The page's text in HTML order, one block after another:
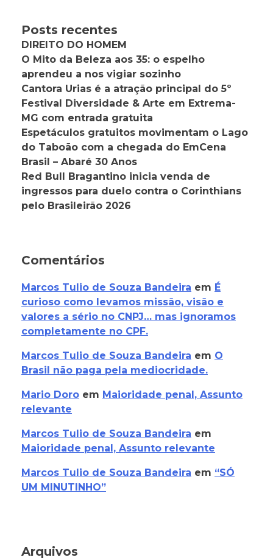
Posts recentes
DIREITO DO HOMEM
O Mito da Beleza aos 35: o espelho
aprendeu a nos vigiar sozinho
Cantora Urias é a atração principal do 5º
Festival Diversidade & Arte em Extrema-
MG com entrada gratuita
Espetáculos gratuitos movimentam o Lago
do Taboão com a chegada do EmCena
Brasil – Abaré 30 Anos
Red Bull Bragantino inicia venda de
ingressos para duelo contra o Corinthians
pelo Brasileirão 2026
Comentários
Marcos Tulio de Souza Bandeira em É
curioso como levamos missão, visão e
valores a sério no CNPJ… mas ignoramos
completamente no CPF.
Marcos Tulio de Souza Bandeira em O
Brasil não paga pela mediocridade.
Mario Doro em Maioridade penal, Assunto
relevante
Marcos Tulio de Souza Bandeira em
Maioridade penal, Assunto relevante
Marcos Tulio de Souza Bandeira em “SÓ
UM MINUTINHO”
Arquivos